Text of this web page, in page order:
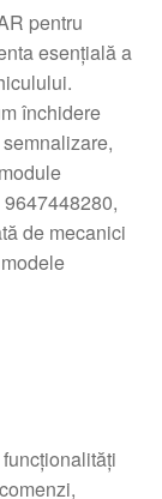
pentru
esențială a
închidere
de mecanici